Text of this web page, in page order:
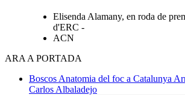
Elisenda Alamany, en roda de
d'ERC -
ACN
ARA A PORTADA
Boscos Anatomia del foc a Catalunya
Carlos Albaladejo